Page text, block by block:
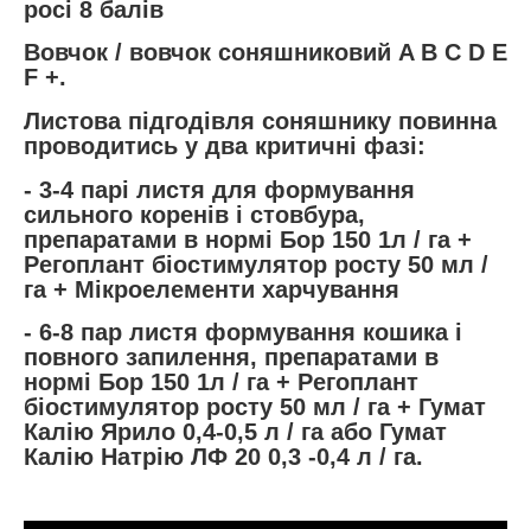
росі 8 балів
Вовчок / вовчок соняшниковий A B C D E
F +.
Листова підгодівля соняшнику повинна
проводитись у два критичні фазі:
- 3-4 парі листя для формування
сильного коренів і стовбура,
препаратами в нормі Бор 150 1л / га +
Регоплант біостимулятор росту 50 мл /
га + Мікроелементи харчування
- 6-8 пар листя формування кошика і
повного запилення, препаратами в
нормі Бор 150 1л / га + Регоплант
біостимулятор росту 50 мл / га + Гумат
Калію Ярило 0,4-0,5 л / га або Гумат
Калію Натрію ЛФ 20 0,3 -0,4 л / га.